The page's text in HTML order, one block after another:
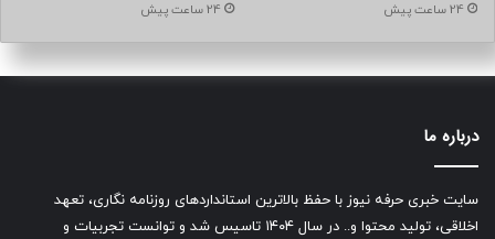
24 ساعت پیش 24 ساعت پیش
درباره ما
سایت خبری حرفه نیوز با حفظ بالاترین استانداردهای روزنامه نگاری، تعهد
اخلاقی، تولید محتوا و.. در سال ۱۴۰۴ تاسیس شد و توانست تجربیات و